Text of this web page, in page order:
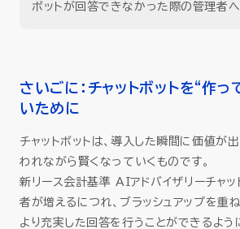
ボットが回答できなかった際の管理者
さいごに：チャットボットを“作
いために
チャットボットは、導入した瞬間に価値が
われながら賢くなっていくものです。
新リース会計基準 AIアドバイザリーチャッ
者が増えるにつれ、ブラッシュアップを重ね
より充実した回答を行うことができるよう